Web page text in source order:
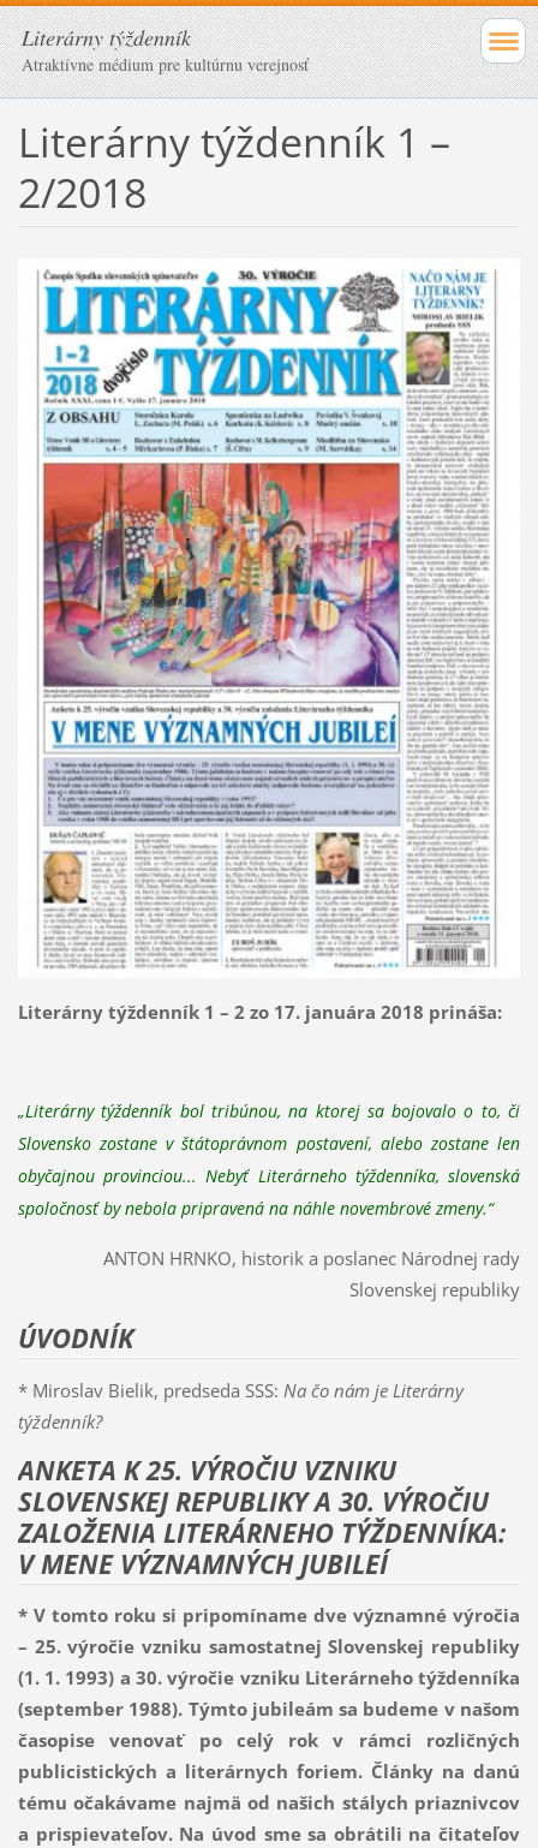
Literárny týždenník
Atraktívne médium pre kultúrnu verejnosť
Literárny týždenník 1 –
2/2018
Literárny týždenník 1 – 2 zo 17. januára 2018 prináša:
„Literárny týždenník bol tribúnou, na ktorej sa bojovalo o to, či
Slovensko zostane v štátoprávnom postavení, alebo zostane len
obyčajnou provinciou... Nebyť Literárneho týždenníka, slovenská
spoločnosť by nebola pripravená na náhle novembrové zmeny.“
ANTON HRNKO, historik a poslanec Národnej rady
Slovenskej republiky
ÚVODNÍK
* Miroslav Bielik, predseda SSS: Na čo nám je Literárny
týždenník?
ANKETA K 25. VÝROČIU VZNIKU
SLOVENSKEJ REPUBLIKY A 30. VÝROČIU
ZALOŽENIA LITERÁRNEHO TÝŽDENNÍKA:
V MENE VÝZNAMNÝCH JUBILEÍ
* V tomto roku si pripomíname dve významné výročia
– 25. výročie vzniku samostatnej Slovenskej republiky
(1. 1. 1993) a 30. výročie vzniku Literárneho týždenníka
(september 1988). Týmto jubileám sa budeme v našom
časopise venovať po celý rok v rámci rozličných
publicistických a literárnych foriem. Články na danú
tému očakávame najmä od našich stálych priaznivcov
a prispievateľov. Na úvod sme sa obrátili na čitateľov